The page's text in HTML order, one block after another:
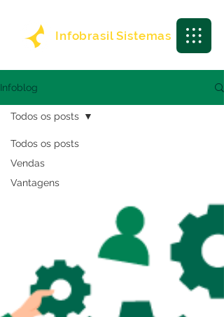
Infobrasil Sistemas
Infoblog
Todos os posts
Vendas
Vantagens
Todos os posts